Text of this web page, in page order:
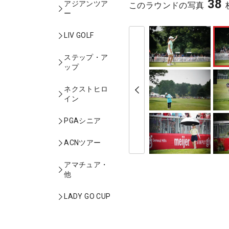
アジアンツア
ー
LIV GOLF
ステップ・ア
ップ
ネクストヒロ
イン
PGAシニア
ACNツアー
アマチュア・
他
LADY GO CUP
このラウンドの写真 38